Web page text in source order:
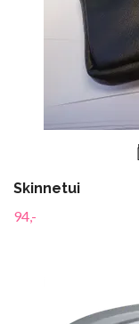
Skinnetui
94,-